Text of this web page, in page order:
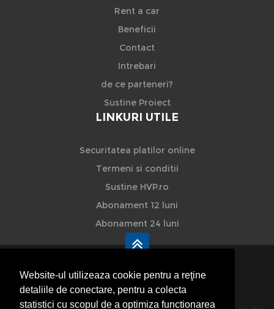
Website-ul utilizeaza cookie pentru a reţine
detaliile de conectare, pentru a colecta
statistici cu scopul de a optimiza functionarea
Rent a car
Beneficii
Contact
Intrebari
de ce parteneri?
Sustine Proiect
LINKURI UTILE
Securitatea platilor online
Termeni si conditii
Sustine HVP.ro
Abonament 12 luni
Abonament 24 luni
HVP - Hoteluri Vile Pensiuni